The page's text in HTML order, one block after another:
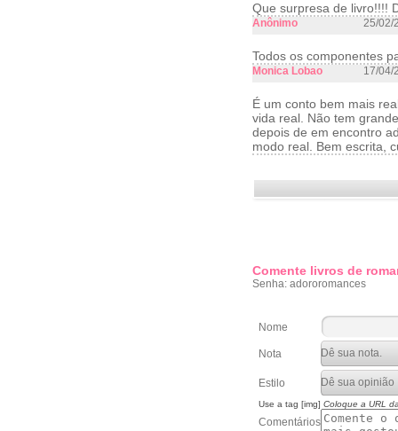
Que surpresa de livro!!!!
Anônimo 25/02/
Todos os componentes
Monica Lobao 17/04/
É um conto bem mais
vida real. Não tem
depois de em encontro
modo real. Bem escrita,
Comente livros de
Senha: adororomances
Nome
Nota
Estilo
Use a tag [img] Coloque a URL
Comentários